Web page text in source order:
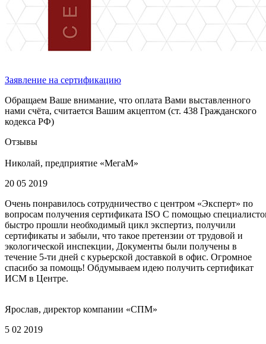
Заявление на сертификацию
Обращаем Ваше внимание, что оплата Вами выставленного
нами счёта, считается Вашим акцептом (ст. 438 Гражданского
кодекса РФ)
Отзывы
Николай, предприятие «МегаМ»
20 05 2019
Очень понравилось сотрудничество с центром «Эксперт» по
вопросам получения сертификата ISO С помощью
быстро прошли необходимый цикл экспертиз, получили
сертификаты и забыли, что такое претензии от трудовой и
экологической инспекции, Документы были получены в
течение 5-ти дней с курьерской доставкой в офис. Огромное
спасибо за помощь! Обдумываем идею получить сертификат
ИСМ в Центре.
Ярослав, директор компании «СПМ»
5 02 2019